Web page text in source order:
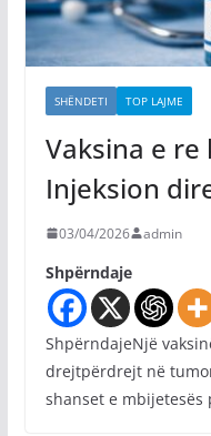
SHËNDETI TOP LAJME
Vaksina e
Injeksion
03/04/2026 admin
Shpërndaje
ShpërndajeNjë
drejtpërdrejt në
shanset e mbijetesës